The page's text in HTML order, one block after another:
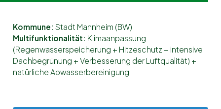
Kommune: Stadt Mannheim (BW)
Multifunktionalität: Klimaanpassung
(Regenwasserspeicherung + Hitzeschutz + intensive
Dachbegrünung + Verbesserung der Luftqualität) +
natürliche Abwasserbereinigung